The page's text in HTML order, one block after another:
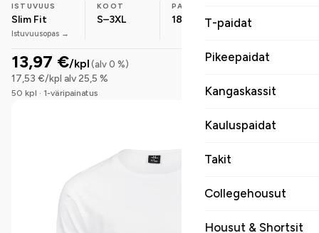
T-paidat
Pikeepaidat
Kangaskassit
Kauluspaidat
Takit
Collegehousut
Housut & Shortsit
ISTUVUUS
Slim Fit
Istuvuusopas →
KOOT
S–3XL
PAINO
185 g/m² Puuvilla
13,97 €/kpl (alv 0 %)
17,53 €/kpl alv 25,5 %
50 kpl · 1-väripainatus